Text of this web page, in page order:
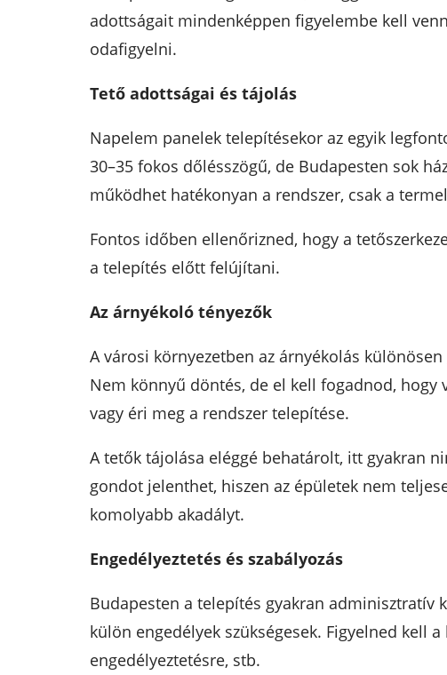
adottságait mindenképpen figyelembe kell
odafigyelni.
Tető adottságai és tájolás
Napelem panelek telepítésekor az egyik
30–35 fokos dőlésszögű, de Budapesten sok
működhet hatékonyan a rendszer, csak a
Fontos időben ellenőrizned, hogy a
a telepítés előtt felújítani.
Az árnyékoló tényezők
A városi környezetben az árnyékolás
Nem könnyű döntés, de el kell fogadnod,
vagy éri meg a rendszer telepítése.
A tetők tájolása eléggé behatárolt, itt gyakran
gondot jelenthet, hiszen az épületek nem
komolyabb akadályt.
Engedélyeztetés és szabályozás
Budapesten a telepítés gyakran adminisztratív
külön engedélyek szükségesek. Figyelned kell
engedélyeztetésre, stb.